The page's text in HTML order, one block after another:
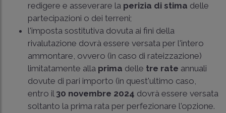
redigere e asseverare la perizia di stima delle
partecipazioni o dei terreni;
l'imposta sostitutiva dovuta ai fini della
rivalutazione dovrà essere versata per l'intero
ammontare, ovvero (in caso di rateizzazione)
limitatamente alla prima delle tre rate annuali
dovute di pari importo (in quest'ultimo caso,
entro il 30 novembre 2024 dovrà essere versata
soltanto la prima rata per perfezionare l'opzione.